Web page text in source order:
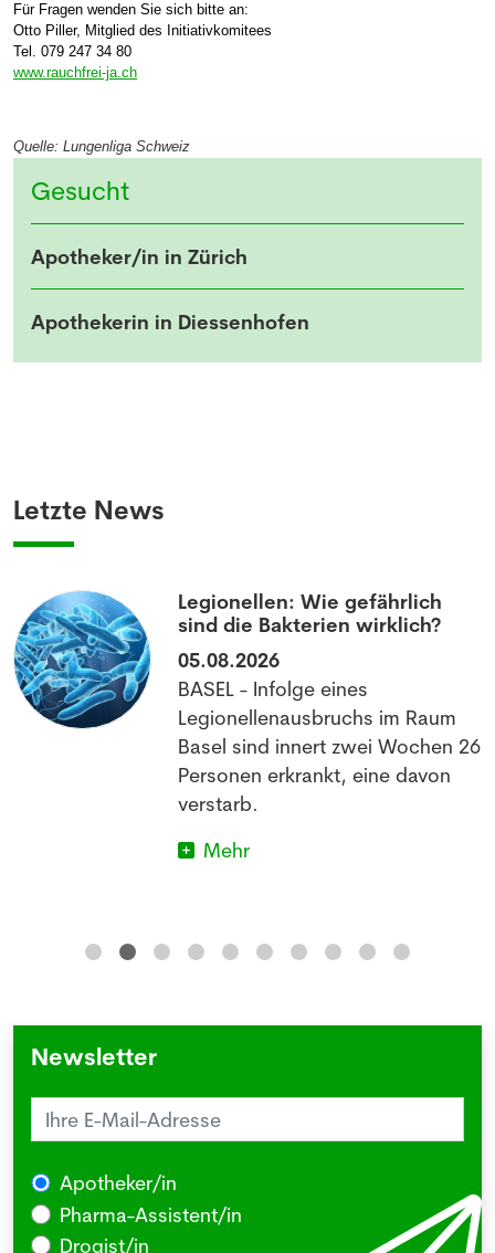
Für Fragen wenden Sie sich bitte an:
Otto Piller, Mitglied des Initiativkomitees
Tel. 079 247 34 80
www.rauchfrei-ja.ch
Quelle: Lungenliga Schweiz
Gesucht
Apotheker/in in Zürich
Apothekerin in Diessenhofen
Letzte News
Legionellen: Wie gefährlich
sind die Bakterien wirklich?
05.08.2026
BASEL - Infolge eines
Legionellenausbruchs im Raum
Basel sind innert zwei Wochen 26
Personen erkrankt, eine davon
verstarb.
Mehr
Newsletter
Apotheker/in
Pharma-Assistent/in
Drogist/in
Melde dich kostenlos für unseren Newsletter
an und erhalte einmal pro Woche die neusten
Pharmazie und Medizin.